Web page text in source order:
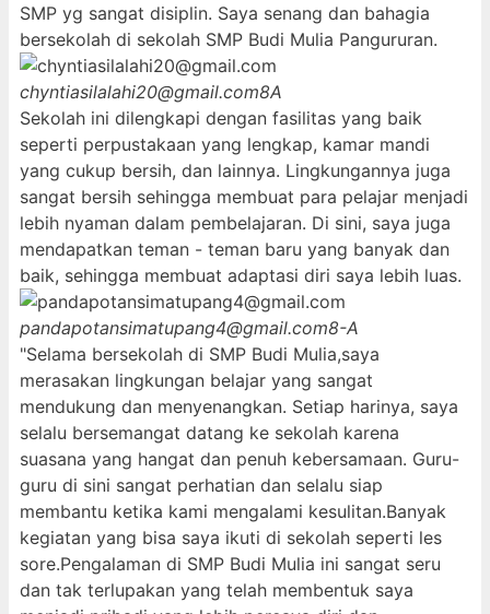
SMP yg sangat disiplin. Saya senang dan bahagia
bersekolah di sekolah SMP Budi Mulia Pangururan.
chyntiasilalahi20@gmail.com8A
Sekolah ini dilengkapi dengan fasilitas yang baik
seperti perpustakaan yang lengkap, kamar mandi
yang cukup bersih, dan lainnya. Lingkungannya juga
sangat bersih sehingga membuat para pelajar menjadi
lebih nyaman dalam pembelajaran. Di sini, saya juga
mendapatkan teman - teman baru yang banyak dan
baik, sehingga membuat adaptasi diri saya lebih luas.
pandapotansimatupang4@gmail.com8-A
"Selama bersekolah di SMP Budi Mulia,saya
merasakan lingkungan belajar yang sangat
mendukung dan menyenangkan. Setiap harinya, saya
selalu bersemangat datang ke sekolah karena
suasana yang hangat dan penuh kebersamaan. Guru-
guru di sini sangat perhatian dan selalu siap
membantu ketika kami mengalami kesulitan.Banyak
kegiatan yang bisa saya ikuti di sekolah seperti les
sore.Pengalaman di SMP Budi Mulia ini sangat seru
dan tak terlupakan yang telah membentuk saya